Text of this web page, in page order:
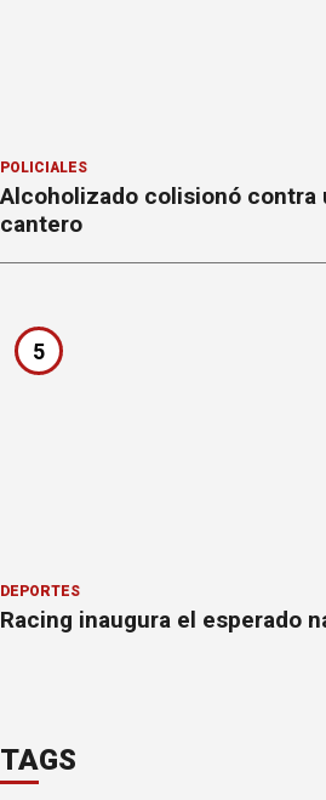
POLICIALES
Alcoholizado colisionó contra
cantero
5
DEPORTES
Racing inaugura el esperado
TAGS